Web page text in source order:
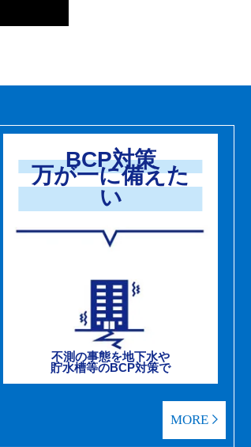
BCP対策
万が一に備えた
い
不測の事態を地下水や
貯水槽等のBCP対策で
MORE